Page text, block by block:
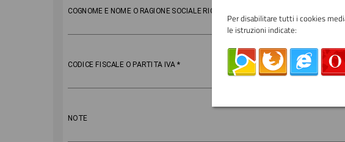
COGNOME E NOME O RAGIONE SOCIALE RICHIEDENTE
CODICE FISCALE O PARTITA IVA *
NOTE
Per disabilitare tutti i cookies
le istruzioni indicate: